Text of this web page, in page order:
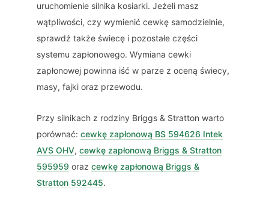
uruchomienie silnika kosiarki. Jeżeli masz
wątpliwości, czy wymienić cewkę samodzielnie,
sprawdź także świecę i pozostałe części
systemu zapłonowego. Wymiana cewki
zapłonowej powinna iść w parze z oceną świecy,
masy, fajki oraz przewodu.
Przy silnikach z rodziny Briggs & Stratton warto
porównać: cewkę zapłonową BS 594626 Intek
AVS OHV, cewkę zapłonową Briggs & Stratton
595959 oraz cewkę zapłonową Briggs &
Stratton 592445.